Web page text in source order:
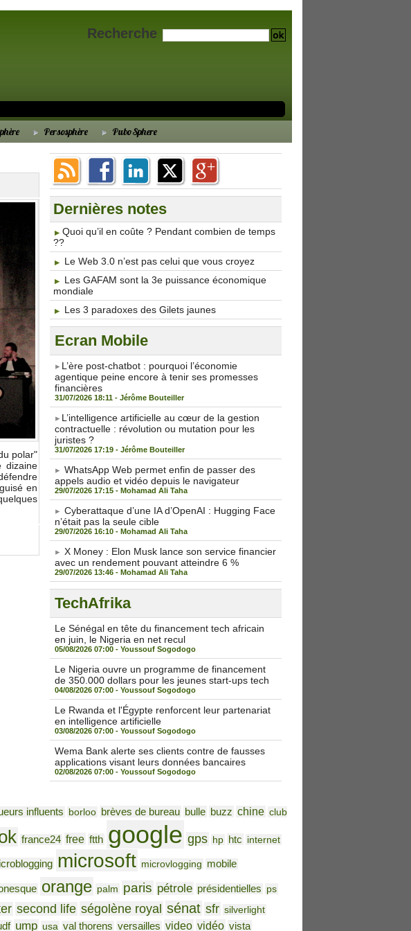
Recherche
Persosphère PuboSphere
polar"
dizaine
en
Dernières notes
​Quoi qu’il en coûte ? Pendant combien de temps
??
Le Web 3.0 n’est pas celui que vous croyez
Les GAFAM sont la 3e puissance économique
mondiale
Les 3 paradoxes des Gilets jaunes
Ecran Mobile
​L’ère post-chatbot : pourquoi l’économie
agentique peine encore à tenir ses promesses
financières
31/07/2026 18:11 - Jérôme Bouteiller
​L’intelligence artificielle au cœur de la gestion
contractuelle : révolution ou mutation pour les
juristes ?
31/07/2026 17:19 - Jérôme Bouteiller
WhatsApp Web permet enfin de passer des
appels audio et vidéo depuis le navigateur
29/07/2026 17:15 - Mohamad Ali Taha
Cyberattaque d’une IA d’OpenAI : Hugging Face
n’était pas la seule cible
29/07/2026 16:10 - Mohamad Ali Taha
X Money : Elon Musk lance son service financier
avec un rendement pouvant atteindre 6 %
29/07/2026 13:46 - Mohamad Ali Taha
TechAfrika
Le Sénégal en tête du financement tech africain
en juin, le Nigeria en net recul
05/08/2026 07:00 - Youssouf Sogodogo
Le Nigeria ouvre un programme de financement
de 350.000 dollars pour les jeunes start-ups tech
04/08/2026 07:00 - Youssouf Sogodogo
Le Rwanda et l'Égypte renforcent leur partenariat
en intelligence artificielle
03/08/2026 07:00 - Youssouf Sogodogo
Wema Bank alerte ses clients contre de fausses
applications visant leurs données bancaires
02/08/2026 07:00 - Youssouf Sogodogo
influents borloo brèves de bureau bulle buzz chine club
france24 free ftth google gps hp htc internet
microsoft microvlogging mobile
orange palm paris pétrole présidentielles ps
second life ségolène royal sénat sfr silverlight
ump usa val thorens versailles video vidéo vista